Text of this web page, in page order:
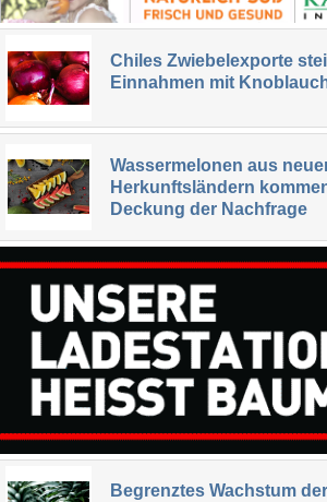
Chiles Zwiebelexporte
Einnahmen mit
Wassermelonen aus
Herkunftsländern
Deckung der Nachfrage
Begrenztes Wachstum